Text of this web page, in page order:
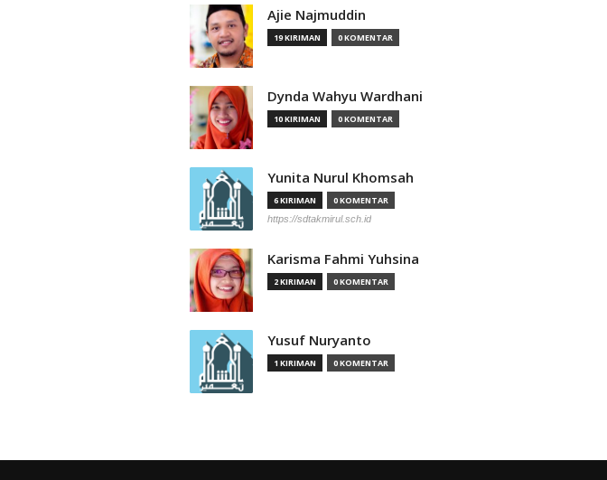
Ajie Najmuddin
19 KIRIMAN 0 KOMENTAR
Dynda Wahyu Wardhani
10 KIRIMAN 0 KOMENTAR
Yunita Nurul Khomsah
6 KIRIMAN 0 KOMENTAR
https://sdtakmirul.sch.id
Karisma Fahmi Yuhsina
2 KIRIMAN 0 KOMENTAR
Yusuf Nuryanto
1 KIRIMAN 0 KOMENTAR